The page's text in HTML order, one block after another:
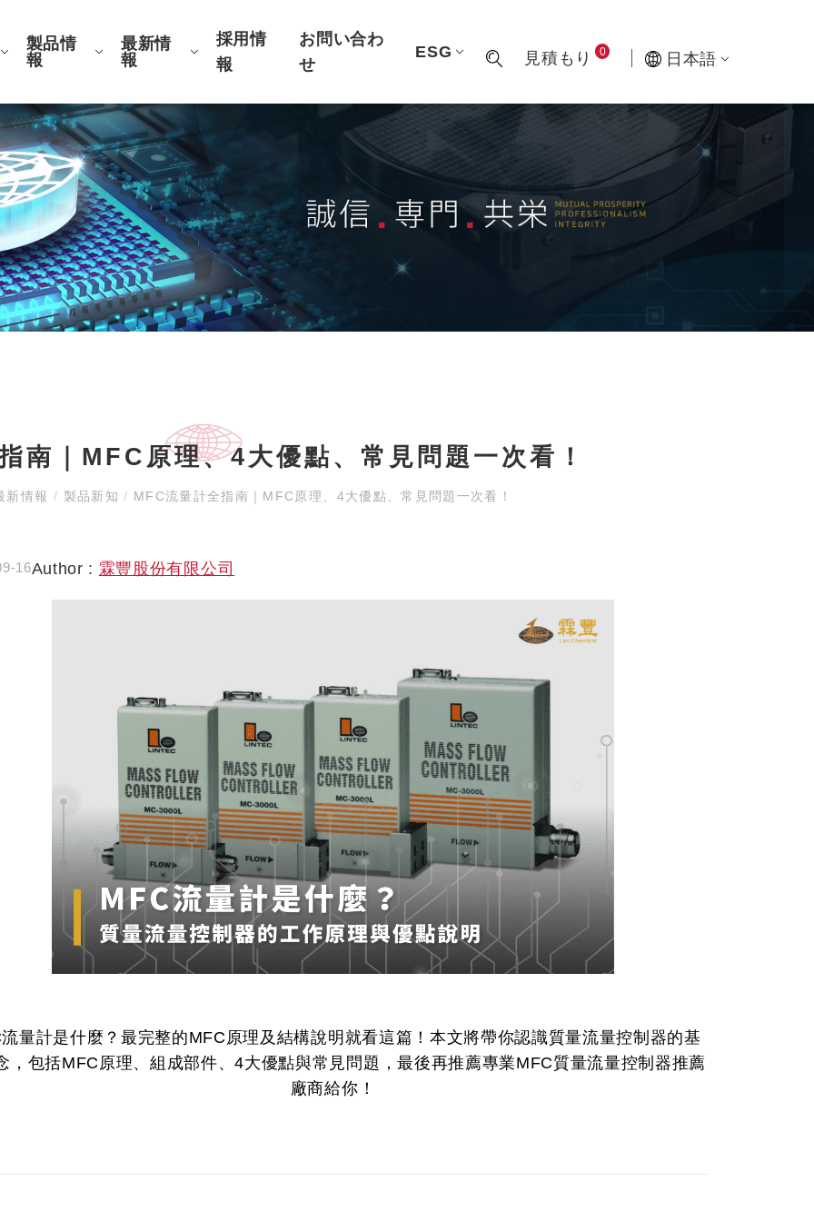
製品情
報
最新情
報
採用情
報
お問い合わ
せ
ESG 見積もり 0 日本語
南｜MFC原理、4大優點、常見問題一次看！
新情報 / 製品新知/ MFC流量計全指南｜MFC原理、4大優點、常見問題一次看！
16Author : 霖豐股份有限公司
量計是什麼？最完整的MFC原理及結構說明就看這篇！本文將帶你認識質量流量控制器的基
，包括MFC原理、組成部件、4大優點與常見問題，最後再推薦專業MFC質量流量控制器推薦
廠商給你！